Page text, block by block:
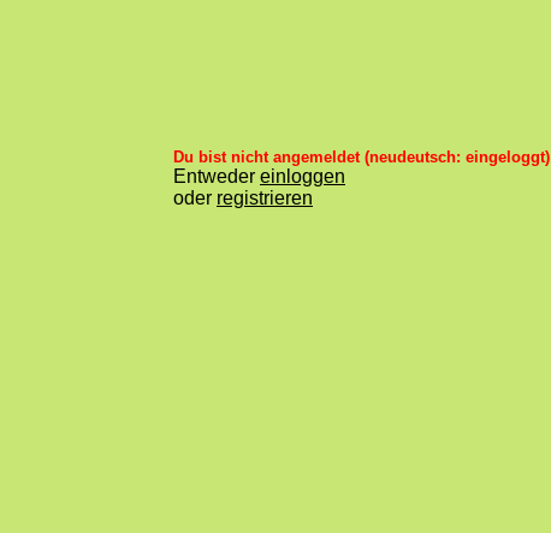
Du bist nicht angemeldet (neudeutsch: eingeloggt)
Entweder einloggen
oder registrieren